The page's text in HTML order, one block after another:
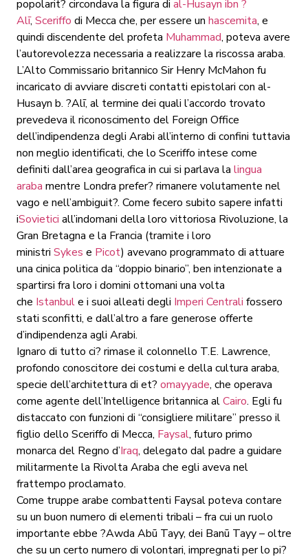
popolarit? circondava la figura di al-Husayn ibn ?
Alī, Sceriffo di Mecca che, per essere un hascemita, e
quindi discendente del profeta Muhammad, poteva avere
l’autorevolezza necessaria a realizzare la riscossa araba.
L’Alto Commissario britannico Sir Henry McMahon fu
incaricato di avviare discreti contatti epistolari con al-
Husayn b. ?Alī, al termine dei quali l’accordo trovato
prevedeva il riconoscimento del Foreign Office
dell’indipendenza degli Arabi all’interno di confini tuttavia
non meglio identificati, che lo Sceriffo intese come
definiti dall’area geografica in cui si parlava la lingua
araba mentre Londra prefer? rimanere volutamente nel
vago e nell’ambiguit?. Come fecero subito sapere infatti
iSovietici all’indomani della loro vittoriosa Rivoluzione, la
Gran Bretagna e la Francia (tramite i loro
ministri Sykes e Picot) avevano programmato di attuare
una cinica politica da “doppio binario”, ben intenzionate a
spartirsi fra loro i domini ottomani una volta
che Istanbule i suoi alleati degli Imperi Centrali fossero
stati sconfitti, e dall’altro a fare generose offerte
d’indipendenza agli Arabi.
Ignaro di tutto ci? rimase il colonnello T.E. Lawrence,
profondo conoscitore dei costumi e della cultura araba,
specie dell’architettura di et? omayyade, che operava
come agente dell’Intelligence britannica alCairo. Egli fu
distaccato con funzioni di “consigliere militare” presso il
figlio dello Sceriffo di Mecca, Faysal, futuro primo
monarca del Regno d’Iraq, delegato dal padre a guidare
militarmente la Rivolta Araba che egli aveva nel
frattempo proclamato.
Come truppe arabe combattenti Faysal poteva contare
su un buon numero di elementi tribali – fra cui un ruolo
importante ebbe ?Awda Abū Tayy, dei Banū Tayy – oltre
che su un certo numero di volontari, impregnati per lo pi?